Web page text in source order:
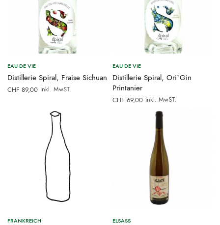
EAU DE VIE
Distillerie Spiral, Fraise Sichuan
CHF 89,00 inkl. MwST.
EAU DE VIE
Distillerie Spiral, Ori`Gin
Printanier
CHF 69,00 inkl. MwST.
FRANKREICH ELSASS